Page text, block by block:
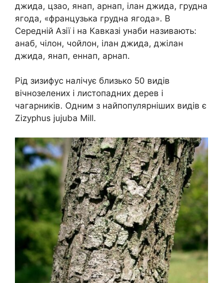
джида, цзао, янап, арнап, ілан джида, грудна
ягода, «французька грудна ягода». В
Середній Азії і на Кавказі унаби називають:
анаб, чілон, чойлон, ілан джида, джілан
джида, янап, еннап, арнап.
Рід зизифус налічує близько 50 видів
вічнозелених і листопадних дерев і
чагарників. Одним з найпопулярніших видів є
Zizyphus jujuba Mill.